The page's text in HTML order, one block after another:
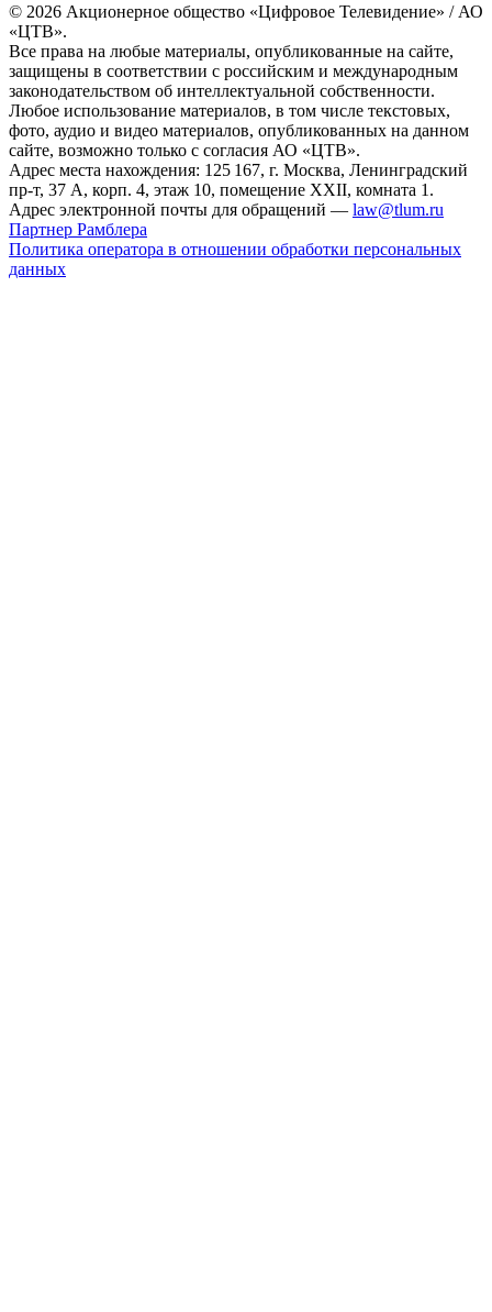
© 2026 Акционерное общество «Цифровое Телевидение» / АО
«ЦТВ».
Все права на любые материалы, опубликованные на сайте,
защищены в соответствии с российским и международным
законодательством об интеллектуальной собственности.
Любое использование материалов, в том числе текстовых,
фото, аудио и видео материалов, опубликованных на данном
сайте, возможно только с согласия АО «ЦТВ».
Адрес места нахождения: 125 167, г. Москва, Ленинградский
пр-т, 37 А, корп. 4, этаж 10, помещение XXII, комната 1.
Адрес электронной почты для обращений — law@tlum.ru
Партнер Рамблера
Политика оператора в отношении обработки персональных
данных